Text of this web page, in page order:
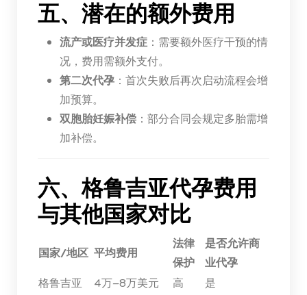
五、潜在的额外费用
流产或医疗并发症：需要额外医疗干预的情
况，费用需额外支付。
第二次代孕：首次失败后再次启动流程会增
加预算。
双胞胎妊娠补偿：部分合同会规定多胎需增
加补偿。
六、格鲁吉亚代孕费用
与其他国家对比
国家/地区 平均费用
法律
保护
是否允许商
业代孕
格鲁吉亚
4万–8万美元 高
是